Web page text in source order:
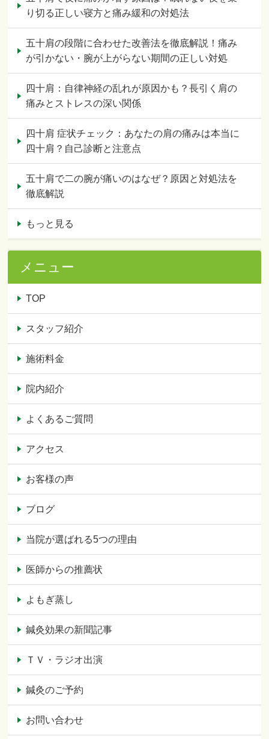
り切る正しい寝方と痛み緩和の対処法
五十肩の段階に合わせた改善法を徹底解説！痛み
が引かない・腕が上がらない期間の正しい対処
四十肩：自律神経の乱れが原因かも？長引く肩の
痛みとストレスの深い関係
四十肩 症状チェック：あなたの肩の痛みは本当に
四十肩？自己診断と注意点
五十肩で二の腕が痛いのはなぜ？原因と対処法を
徹底解説
もっと見る
メニュー
TOP
スタッフ紹介
施術料金
院内紹介
よくあるご質問
アクセス
お客様の声
ブログ
当院が選ばれる5つの理由
医師からの推薦状
よもぎ蒸し
鍼灸効果の新聞記事
ＴＶ・ラジオ出演
鍼灸のご予約
お問い合わせ